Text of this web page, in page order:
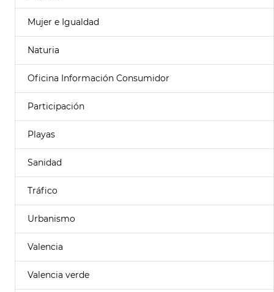
Mujer e Igualdad
Naturia
Oficina Información Consumidor
Participación
Playas
Sanidad
Tráfico
Urbanismo
Valencia
Valencia verde